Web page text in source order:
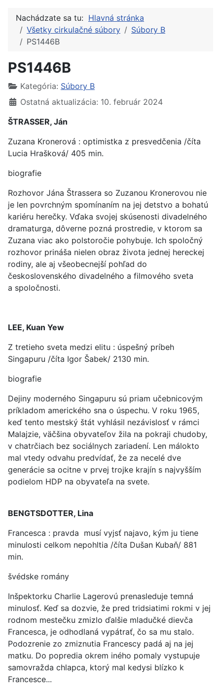
Nachádzate sa tu: Hlavná stránka
Všetky cirkulačné súbory
Súbory B
PS1446B
PS1446B
Kategória: Súbory B
Ostatná aktualizácia: 10. február 2024
ŠTRASSER, Ján
Zuzana Kronerová : optimistka z presvedčenia /číta
Lucia Hrašková/ 405 min.
biografie
Rozhovor Jána Štrassera so Zuzanou Kronerovou nie
je len povrchným spomínaním na jej detstvo a bohatú
kariéru herečky. Vďaka svojej skúsenosti divadelného
dramaturga, dôverne pozná prostredie, v ktorom sa
Zuzana viac ako polstoročie pohybuje. Ich spoločný
rozhovor prináša nielen obraz života jednej hereckej
rodiny, ale aj všeobecnejší pohľad do
československého divadelného a filmového sveta
a spoločnosti.
LEE, Kuan Yew
Z tretieho sveta medzi elitu : úspešný príbeh
Singapuru /číta Igor Šabek/ 2130 min.
biografie
Dejiny moderného Singapuru sú priam učebnicovým
príkladom amerického sna o úspechu. V roku 1965,
keď tento mestský štát vyhlásil nezávislosť v rámci
Malajzie, väčšina obyvateľov žila na pokraji chudoby,
v chatrčiach bez sociálnych zariadení. Len málokto
mal vtedy odvahu predvídať, že za necelé dve
generácie sa ocitne v prvej trojke krajín s najvyšším
podielom HDP na obyvateľa na svete.
BENGTSDOTTER, Lina
Francesca : pravda musí vyjsť najavo, kým ju tiene
minulosti celkom nepohltia /číta Dušan Kubaň/ 881
min.
švédske romány
Inšpektorku Charlie Lagerovú prenasleduje temná
minulosť. Keď sa dozvie, že pred tridsiatimi rokmi v jej
rodnom mestečku zmizlo ďalšie mladučké dievča
Francesca, je odhodlaná vypátrať, čo sa mu stalo.
Podozrenie zo zmiznutia Francescy padá aj na jej
matku. Do popredia okrem iného pomaly vystupuje
samovražda chlapca, ktorý mal kedysi blízko k
Francesce...